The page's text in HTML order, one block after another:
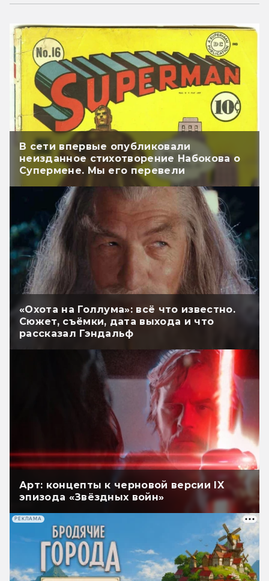
В сети впервые опубликовали
неизданное стихотворение Набокова о
Супермене. Мы его перевели
«Охота на Голлума»: всё что известно.
Сюжет, съёмки, дата выхода и что
рассказал Гэндальф
Арт: концепты к черновой версии IX
эпизода «Звёздных войн»
РЕКЛАМА